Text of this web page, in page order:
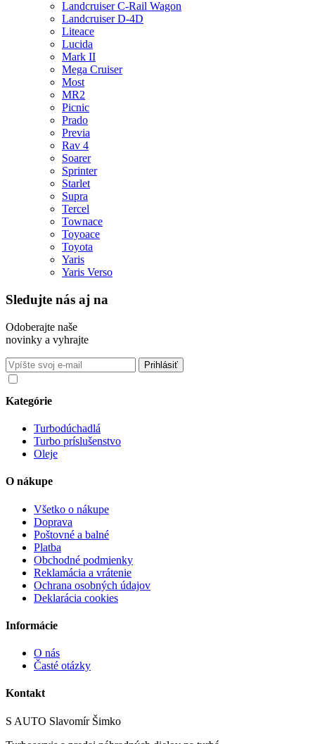
Landcruiser C-Rail Wagon
Landcruiser D-4D
Liteace
Lucida
Mark II
Mega Cruiser
Most
MR2
Picnic
Prado
Previa
Rav 4
Soarer
Sprinter
Starlet
Supra
Tercel
Townace
Toyoace
Toyota
Yaris
Yaris Verso
Sledujte nás aj na
Odoberajte naše
novinky a vyhrajte
Kategórie
Turbodúchadlá
Turbo príslušenstvo
Oleje
O nákupe
Všetko o nákupe
Doprava
Poštovné a balné
Platba
Obchodné podmienky
Reklamácia a vrátenie
Ochrana osobných údajov
Deklarácia cookies
Informácie
O nás
Časté otázky
Kontakt
S AUTO Slavomír Šimko